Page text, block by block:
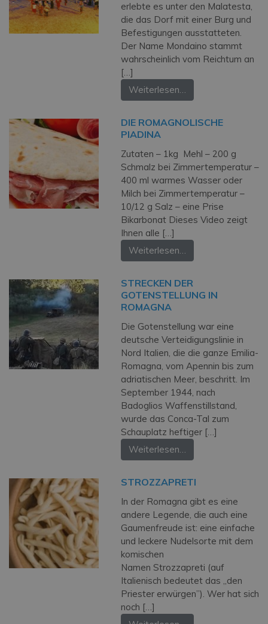
erlebte es unter den Malatesta,
die das Dorf mit einer Burg und
Befestigungen ausstatteten.
Der Name Mondaino stammt
wahrscheinlich vom Reichtum an
[…]
Weiterlesen…
DIE ROMAGNOLISCHE
PIADINA
Zutaten – 1kg Mehl – 200 g
Schmalz bei Zimmertemperatur –
400 ml warmes Wasser oder
Milch bei Zimmertemperatur –
10/12 g Salz – eine Prise
Bikarbonat Dieses Video zeigt
Ihnen alle […]
Weiterlesen…
STRECKEN DER
GOTENSTELLUNG IN
ROMAGNA
Die Gotenstellung war eine
deutsche Verteidigungslinie in
Nord Italien, die die ganze Emilia-
Romagna, vom Apennin bis zum
adriatischen Meer, beschritt. Im
September 1944, nach
Badoglios Waffenstillstand,
wurde das Conca-Tal zum
Schauplatz heftiger […]
Weiterlesen…
STROZZAPRETI
In der Romagna gibt es eine
andere Legende, die auch eine
Gaumenfreude ist: eine einfache
und leckere Nudelsorte mit dem
komischen
Namen Strozzapreti (auf
Italienisch bedeutet das „den
Priester erwürgen”). Wer hat sich
noch […]